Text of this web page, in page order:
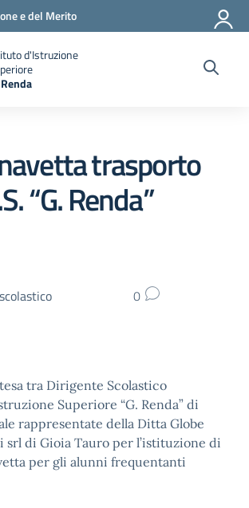
e del Merito
d'Istruzione
trasporto
“G. Renda”
0
tra Dirigente Scolastico
Superiore “G. Renda” di
rappresentate della Ditta Globe
srl di Gioia Tauro per l’istituzione di
per gli alunni frequentanti